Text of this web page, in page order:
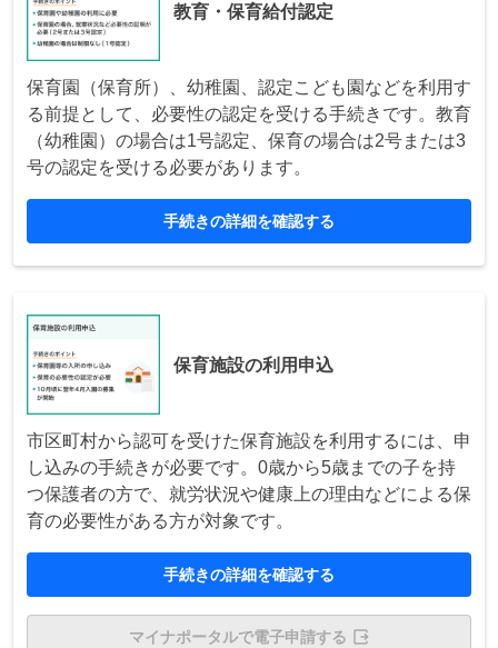
教育・保育給付認定
保育園（保育所）、幼稚園、認定こども園などを利用す
る前提として、必要性の認定を受ける手続きです。教育
（幼稚園）の場合は1号認定、保育の場合は2号または3
号の認定を受ける必要があります。
手続きの詳細を確認する
保育施設の利用申込
市区町村から認可を受けた保育施設を利用するには、申
し込みの手続きが必要です。0歳から5歳までの子を持
つ保護者の方で、就労状況や健康上の理由などによる保
育の必要性がある方が対象です。
手続きの詳細を確認する
マイナポータルで電子申請する